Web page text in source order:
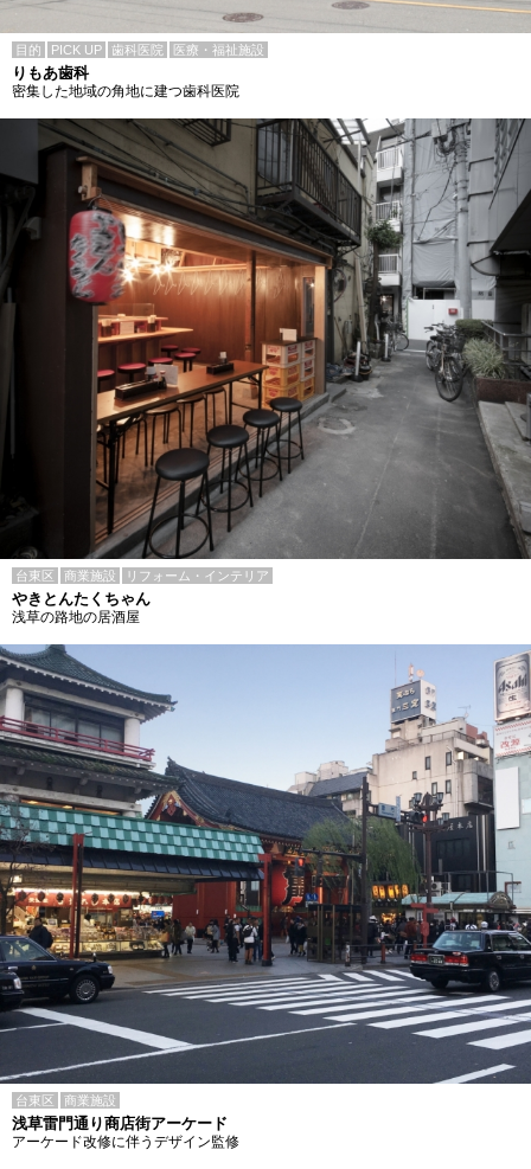
目的 PICK UP 歯科医院 医療・福祉施設
りもあ歯科
密集した地域の角地に建つ歯科医院
台東区 商業施設 リフォーム・インテリア
やきとんたくちゃん
浅草の路地の居酒屋
台東区 商業施設
浅草雷門通り商店街アーケード
アーケード改修に伴うデザイン監修